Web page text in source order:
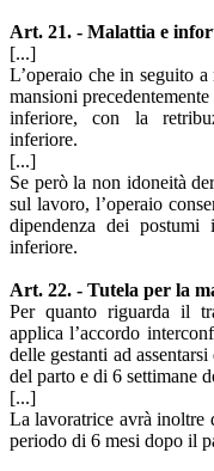
Art. 21. - Malattia e
[...]
L’operaio che in seguito
mansioni precedentemente
inferiore, con la
inferiore.
[...]
Se però la non idoneità
sul lavoro, l’operaio
dipendenza dei postumi
inferiore.
Art. 22. - Tutela per la
Per quanto riguarda il
applica l’accordo
delle gestanti ad
del parto e di 6 settimane
[...]
La lavoratrice avrà inoltre
periodo di 6 mesi dopo il